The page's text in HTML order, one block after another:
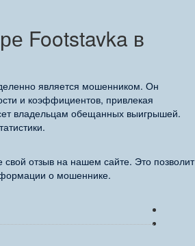
Footstavka в
является мошенником. Он
и коэффициентов, привлекая
владельцам обещанных выигрышей.
свой отзыв на нашем сайте. Это позволит
о мошеннике.